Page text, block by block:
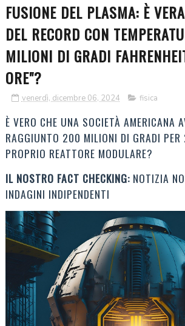
FUSIONE DEL PLASMA: È
DEL RECORD CON
MILIONI DI GRADI
ORE"?
venerdì, dicembre 06, 2024 fisica
È VERO CHE UNA SOCIETÀ AMERICANA
RAGGIUNTO 200 MILIONI DI GRADI PER
PROPRIO REATTORE MODULARE?
IL NOSTRO FACT CHECKING: NOTIZIA
INDAGINI INDIPENDENTI